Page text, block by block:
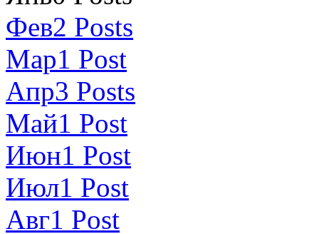
Фев2 Posts
Мар1 Post
Апр3 Posts
Май1 Post
Июн1 Post
Июл1 Post
Авг1 Post